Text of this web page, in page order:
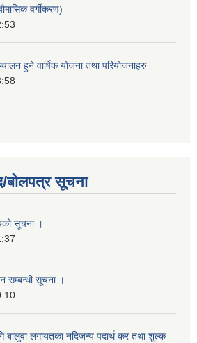
वर्गीकरण)
हुने वार्षिक योजना तथा परियोजनाहरु
बोलपत्र सूचना
सूचना ।
सम्बन्धी सूचना ।
लगायतका नदिजन्य पदार्थ कर तथा शुल्क